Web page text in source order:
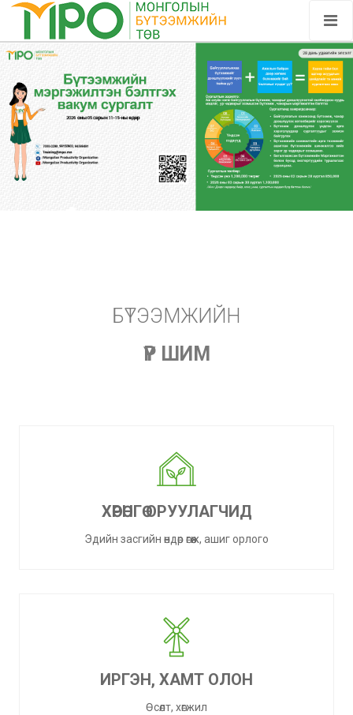
БҮТЭЭМЖИЙН
ҮР ШИМ
ХӨРӨНГӨ ОРУУЛАГЧИД
Эдийн засгийн өндөр өгөөж, ашиг орлого
ИРГЭН, ХАМТ ОЛОН
Өсөлт, хөгжил